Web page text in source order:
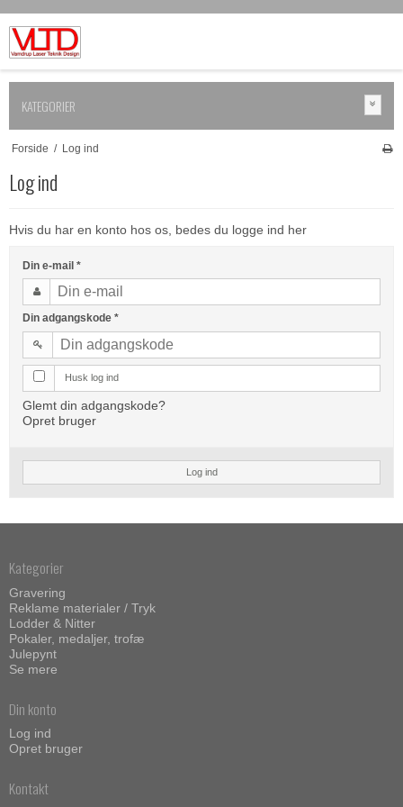
KATEGORIER
Forside / Log ind
Log ind
Hvis du har en konto hos os, bedes du logge ind her
Din e-mail *
Din adgangskode *
Husk log ind
Glemt din adgangskode?
Opret bruger
Log ind
Kategorier
Gravering
Reklame materialer / Tryk
Lodder & Nitter
Pokaler, medaljer, trofæ
Julepynt
Se mere
Din konto
Log ind
Opret bruger
Kontakt